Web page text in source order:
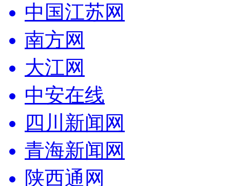
中国江苏网
南方网
大江网
中安在线
四川新闻网
青海新闻网
陕西通网